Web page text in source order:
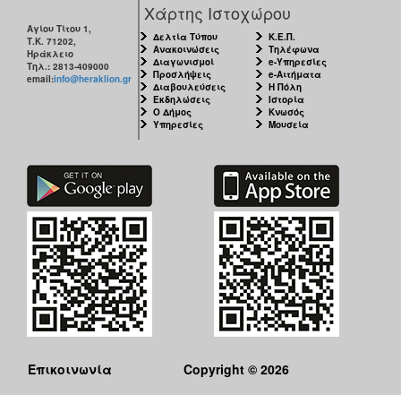
Αγίου Τίτου 1,
Τ.Κ. 71202,
Ηράκλειο
Τηλ.: 2813-409000
email:info@heraklion.gr
Χάρτης Ιστοχώρου
Δελτία Τύπου
Ανακοινώσεις
Διαγωνισμοί
Προσλήψεις
Διαβουλεύσεις
Εκδηλώσεις
Ο Δήμος
Υπηρεσίες
Κ.Ε.Π.
Τηλέφωνα
e-Υπηρεσίες
e-Αιτήματα
Η Πόλη
Ιστορία
Κνωσός
Μουσεία
Επικοινωνία Copyright © 2026